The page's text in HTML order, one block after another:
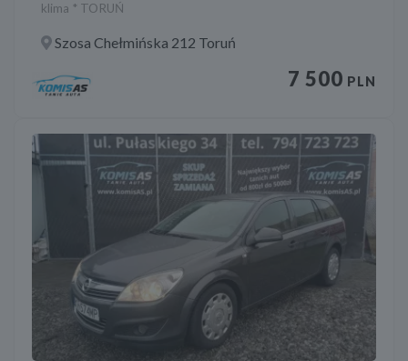
klima * TORUŃ
Szosa Chełmińska 212 Toruń
7 500 PLN